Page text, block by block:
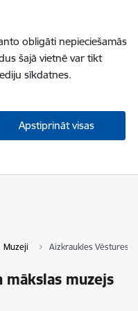
obligāti nepieciešamās
šajā vietnē var tikt
sīkdatnes.
Apstiprināt visas
Muzeji Aizkraukles Vēstures
muzejs